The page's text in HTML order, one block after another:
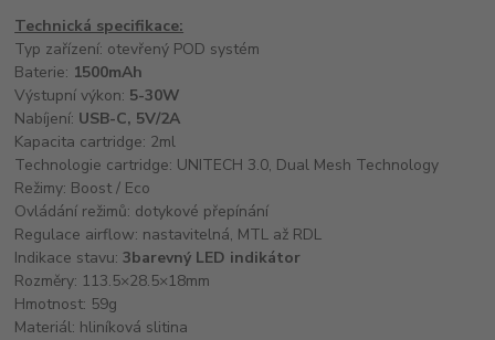
Technická specifikace:
Typ zařízení: otevřený POD systém
Baterie: 1500mAh
Výstupní výkon: 5-30W
Nabíjení: USB-C, 5V/2A
Kapacita cartridge: 2ml
Technologie cartridge: UNITECH 3.0, Dual Mesh Technology
Režimy: Boost / Eco
Ovládání režimů: dotykové přepínání
Regulace airflow: nastavitelná, MTL až RDL
Indikace stavu:3barevný LED indikátor
Rozměry: 113.5×28.5×18mm
Hmotnost: 59g
Materiál: hliníková slitina